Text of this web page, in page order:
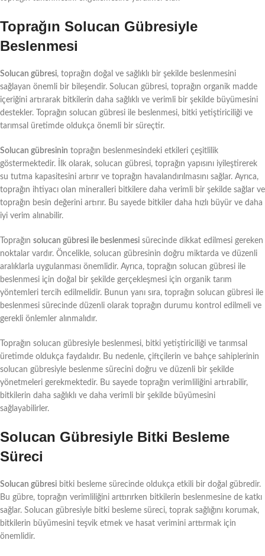
Toprağın Solucan Gübresiyle
Beslenmesi
Solucan gübresi, toprağın doğal ve sağlıklı bir şekilde beslenmesini
sağlayan önemli bir bileşendir. Solucan gübresi, toprağın organik madde
içeriğini artırarak bitkilerin daha sağlıklı ve verimli bir şekilde büyümesini
destekler. Toprağın solucan gübresi ile beslenmesi, bitki yetiştiriciliği ve
tarımsal üretimde oldukça önemli bir süreçtir.
Solucan gübresinin toprağın beslenmesindeki etkileri çeşitlilik
göstermektedir. İlk olarak, solucan gübresi, toprağın yapısını iyileştirerek
su tutma kapasitesini artırır ve toprağın havalandırılmasını sağlar. Ayrıca,
toprağın ihtiyacı olan mineralleri bitkilere daha verimli bir şekilde sağlar ve
toprağın besin değerini artırır. Bu sayede bitkiler daha hızlı büyür ve daha
iyi verim alınabilir.
Toprağın solucan gübresi ile beslenmesi sürecinde dikkat edilmesi gereken
noktalar vardır. Öncelikle, solucan gübresinin doğru miktarda ve düzenli
aralıklarla uygulanması önemlidir. Ayrıca, toprağın solucan gübresi ile
beslenmesi için doğal bir şekilde gerçekleşmesi için organik tarım
yöntemleri tercih edilmelidir. Bunun yanı sıra, toprağın solucan gübresi ile
beslenmesi sürecinde düzenli olarak toprağın durumu kontrol edilmeli ve
gerekli önlemler alınmalıdır.
Toprağın solucan gübresiyle beslenmesi, bitki yetiştiriciliği ve tarımsal
üretimde oldukça faydalıdır. Bu nedenle, çiftçilerin ve bahçe sahiplerinin
solucan gübresiyle beslenme sürecini doğru ve düzenli bir şekilde
yönetmeleri gerekmektedir. Bu sayede toprağın verimliliğini artırabilir,
bitkilerin daha sağlıklı ve daha verimli bir şekilde büyümesini
sağlayabilirler.
Solucan Gübresiyle Bitki Besleme
Süreci
Solucan gübresi bitki besleme sürecinde oldukça etkili bir doğal gübredir.
Bu gübre, toprağın verimliliğini arttırırken bitkilerin beslenmesine de katkı
sağlar. Solucan gübresiyle bitki besleme süreci, toprak sağlığını korumak,
bitkilerin büyümesini teşvik etmek ve hasat verimini arttırmak için
önemlidir.